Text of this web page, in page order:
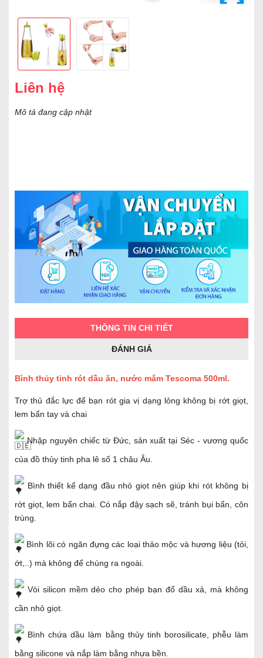
Liên hệ
Mô tả đang cập nhật
THÔNG TIN CHI TIẾT
ĐÁNH GIÁ
Bình thủy tinh rót dầu ăn, nước mắm Tescoma 500ml.
Trợ thủ đắc lực để bạn rót gia vị dạng lỏng không bị rớt giọt,
lem bẩn tay và chai
Nhập nguyên chiếc từ Đức, sản xuất tại Séc - vương quốc
của đồ thủy tinh pha lê số 1 châu Âu.
Bình thiết kế dạng đầu nhỏ giọt nên giúp khi rót không bị
rớt giọt, lem bẩn chai. Có nắp đậy sạch sẽ, tránh bụi bẩn, côn
trùng.
Bình lõi có ngăn đựng các loại thảo mộc và hương liệu (tỏi,
ớt,..) mà không để chúng ra ngoài.
Vòi silicon mềm dẻo cho phép bạn đổ dầu xả, mà không
cần nhỏ giọt.
Bình chứa dầu làm bằng thủy tinh borosilicate, phễu làm
bằng silicone và nắp làm bằng nhựa bền.